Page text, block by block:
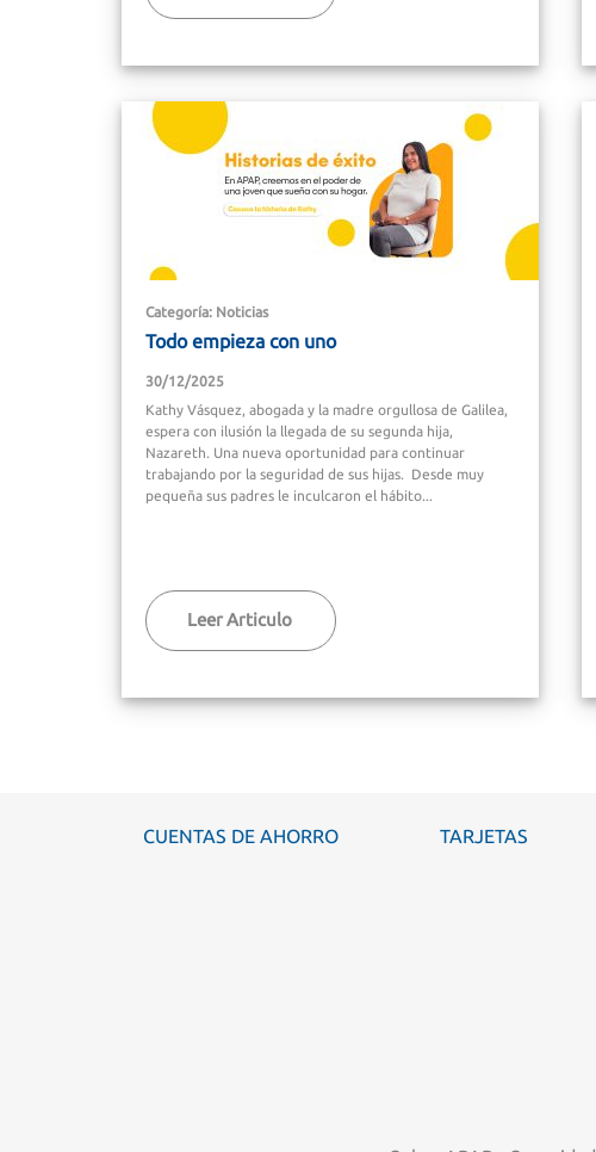
Categoría: Noticias
Todo empieza con uno
30/12/2025
Kathy Vásquez, abogada y la madre orgullosa de Galilea,
espera con ilusión la llegada de su segunda hija,
Nazareth. Una nueva oportunidad para continuar
trabajando por la seguridad de sus hijas. Desde muy
pequeña sus padres le inculcaron el hábito...
Leer Articulo
CUENTAS DE AHORRO TARJETAS